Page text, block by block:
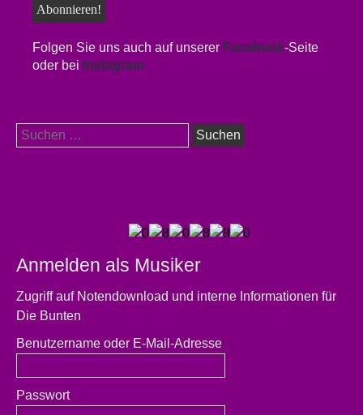
Folgen Sie uns auch auf unserer Facebook-Seite
oder bei Instagram
Suchen
nach:
Anmelden als Musiker
Zugriff auf Notendownload und interne Informationen für
Die Bunten
Benutzername oder E-Mail-Adresse
Passwort